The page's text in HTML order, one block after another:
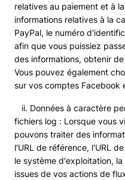
relatives au paiement et à
informations relatives à la
PayPal, le numéro
afin que vous puissiez
des informations, obtenir
Vous pouvez également
sur vos comptes Facebook
ii. Données à caractère
fichiers log : Lorsque vous
pouvons traiter des
l'URL de référence, l'URL
le système d'exploitation,
issues de vos actions de